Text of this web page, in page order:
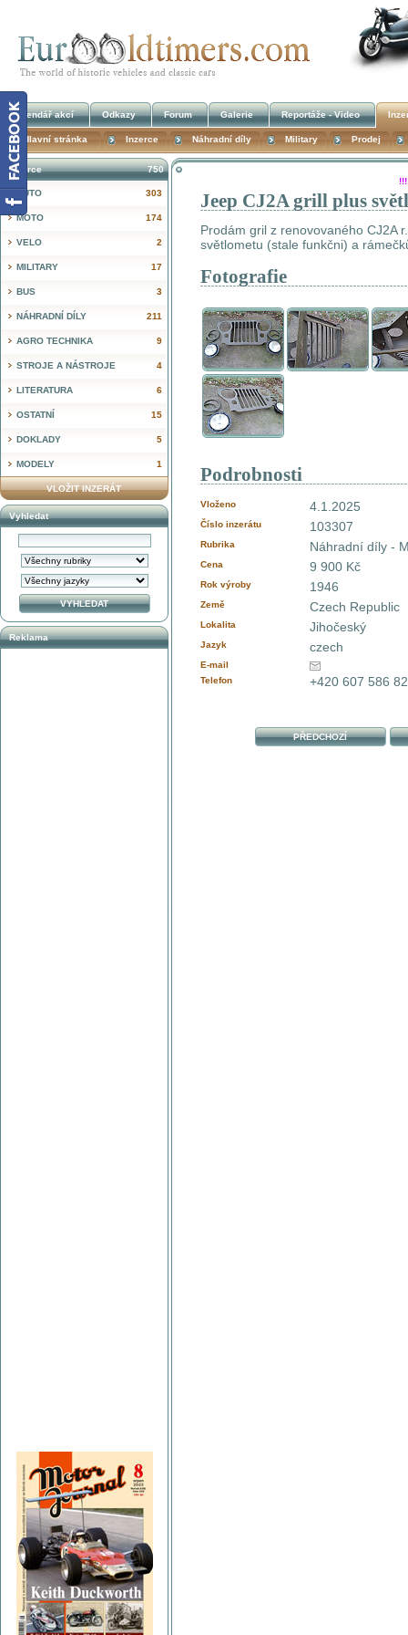
Jeep CJ2A grill plus
Prodám gril z renovovaného CJ2A
světlometu (stale funkčni) a
Fotografie
Podrobnosti
Vloženo 4.1.2025
Číslo inzerátu 103307
Rubrika Náhradní díly -
Cena 9 900 Kč
Rok výroby 1946
Země Czech Republic
Lokalita Jihočeský
Jazyk czech
E-mail
Telefon
+420 607 586
PŘEDCHOZÍ
750
Inzerce
303
AUTO
174
MOTO
2
VELO
17
MILITARY
3
BUS
211
NÁHRADNÍ DÍLY
9
AGRO TECHNIKA
4
STROJE A NÁSTROJE
6
LITERATURA
15
OSTATNÍ
5
DOKLADY
1
MODELY
VLOŽIT INZERÁT
Vyhledat
Reklama
Kalendář akcí Odkazy Forum Galerie Reportáže - Video
Hlavní stránka Inzerce Náhradní díly Military Prodej